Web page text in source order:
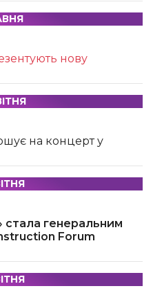
нову
на концерт у
стала генеральним
Forum